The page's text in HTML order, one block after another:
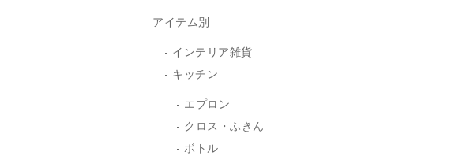
アイテム別
インテリア雑貨
キッチン
エプロン
クロス・ふきん
ボトル